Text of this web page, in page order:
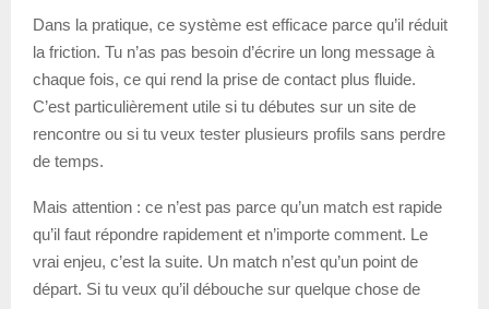
Dans la pratique, ce système est efficace parce qu’il réduit
la friction. Tu n’as pas besoin d’écrire un long message à
chaque fois, ce qui rend la prise de contact plus fluide.
C’est particulièrement utile si tu débutes sur un site de
rencontre ou si tu veux tester plusieurs profils sans perdre
de temps.
Mais attention : ce n’est pas parce qu’un match est rapide
qu’il faut répondre rapidement et n’importe comment. Le
vrai enjeu, c’est la suite. Un match n’est qu’un point de
départ. Si tu veux qu’il débouche sur quelque chose de